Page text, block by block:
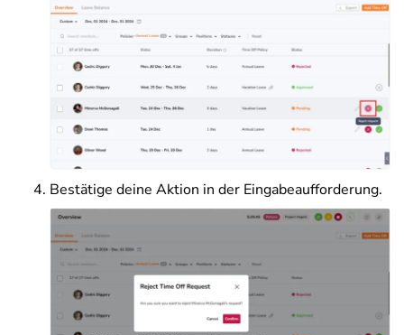
Bestätige deine Aktion in der Eingabeaufforderung.